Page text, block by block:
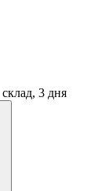
склад, 3 дня